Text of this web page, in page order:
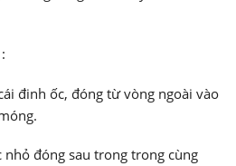
đinh ốc, đóng từ vòng ngoài vào
nhỏ đóng sau trong trong cùng